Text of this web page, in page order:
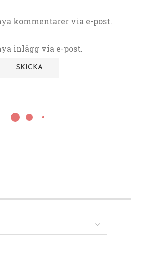
kommentarer via e-post.
inlägg via e-post.